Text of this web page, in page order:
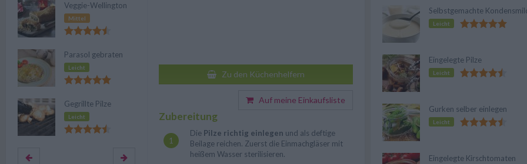
Zu den Küchenhelfern
Auf meine Einkaufsliste
Zubereitung
Die Pilze richtig einlegen und als deftige
Beilage reichen. Zuerst die Einmachgläser mit
heißem Wasser sterilisieren.
Veggie-Wellington
Mittel
Parasol gebraten
Leicht
Gegrillte Pilze
Leicht
Selbstgemachte
Leicht
Eingelegte Pilze
Leicht
Gurken selber einlegen
Leicht
Eingelegte Kirschtomaten